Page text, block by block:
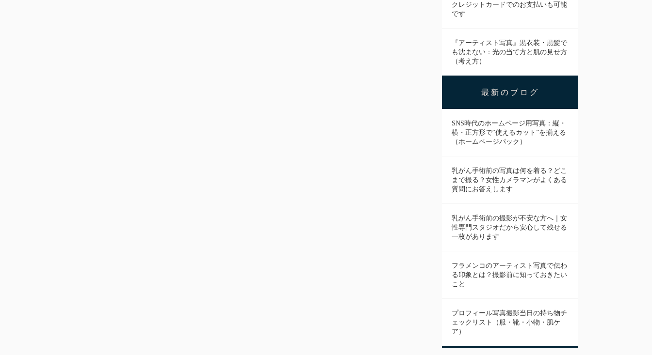
クレジットカードでのお支払いも可能
です
『アーティスト写真』黒衣装・黒髪で
も沈まない：光の当て方と肌の見せ方
（考え方）
最新のブログ
SNS時代のホームページ用写真：縦・
横・正方形で“使えるカット”を揃える
（ホームページパック）
乳がん手術前の写真は何を着る？どこ
まで撮る？女性カメラマンがよくある
質問にお答えします
乳がん手術前の撮影が不安な方へ｜女
性専門スタジオだから安心して残せる
一枚があります
フラメンコのアーティスト写真で伝わ
る印象とは？撮影前に知っておきたい
こと
プロフィール写真撮影当日の持ち物チ
ェックリスト（服・靴・小物・肌ケ
ア）